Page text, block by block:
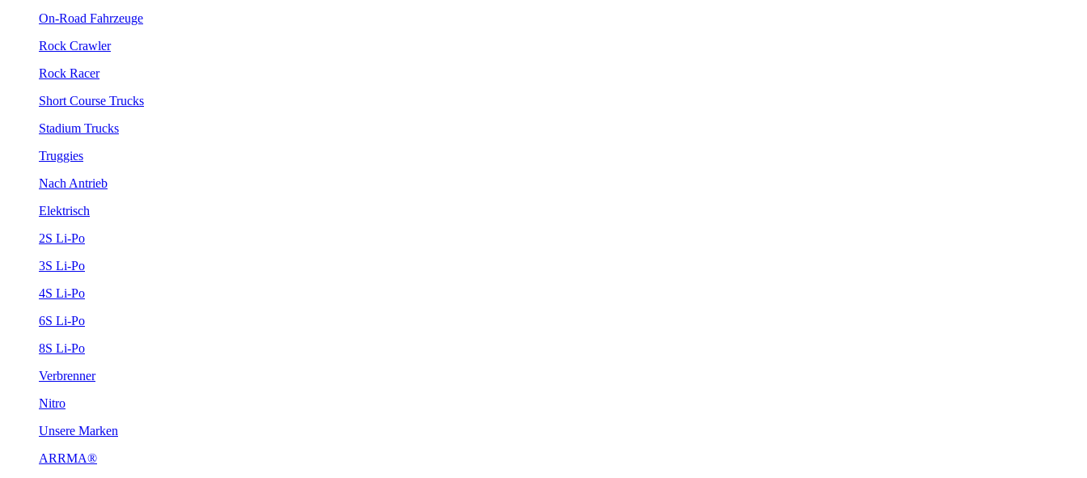
On-Road Fahrzeuge
Rock Crawler
Rock Racer
Short Course Trucks
Stadium Trucks
Truggies
Nach Antrieb
Elektrisch
2S Li-Po
3S Li-Po
4S Li-Po
6S Li-Po
8S Li-Po
Verbrenner
Nitro
Unsere Marken
ARRMA®